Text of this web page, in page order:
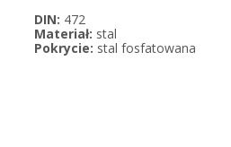
DIN: 472
Materiał: stal
Pokrycie: stal fosfatowana